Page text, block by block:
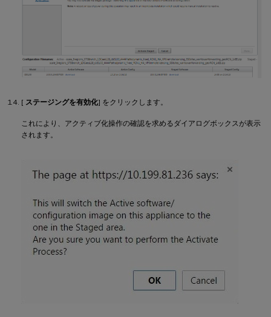
[ ステージングを有効化] をクリックします。
これにより、アクティブ化操作の確認を求めるダイアログボックスが表示
されます。